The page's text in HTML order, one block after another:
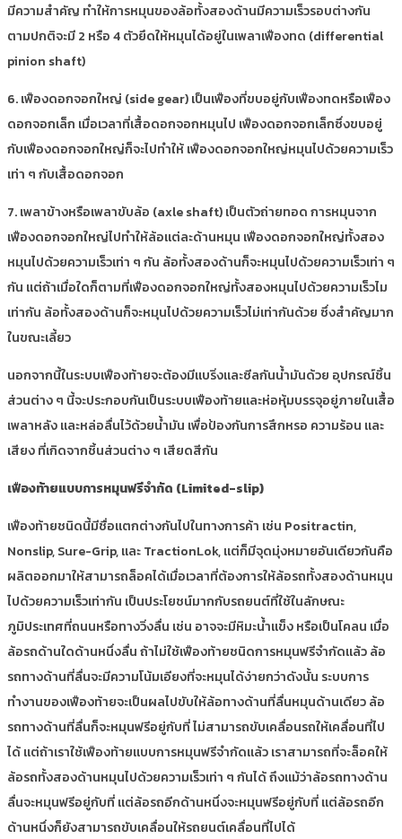
มีความสำคัญ ทำให้การหมุนของล้อทั้งสองด้านมีความเร็วรอบต่างกัน
ตามปกติจะมี 2 หรือ 4 ตัวยึดให้หมุนได้อยู่ในเพลาเฟืองทด (differential
pinion shaft)
6. เฟืองดอกจอกใหญ่ (side gear) เป็นเฟืองที่ขบอยู่กับเฟืองทดหรือเฟือง
ดอกจอกเล็ก เมื่อเวลาที่เสื้อดอกจอกหมุนไป เฟืองดอกจอกเล็กซึ่งขบอยู่
กับเฟืองดอกจอกใหญ่ก็จะไปทำให้ เฟืองดอกจอกใหญ่หมุนไปด้วยความเร็ว
เท่า ๆ กับเสื้อดอกจอก
7. เพลาข้างหรือเพลาขับล้อ (axle shaft) เป็นตัวถ่ายทอด การหมุนจาก
เฟืองดอกจอกใหญ่ไปทำให้ล้อแต่ละด้านหมุน เฟืองดอกจอกใหญ่ทั้งสอง
หมุนไปด้วยความเร็วเท่า ๆ กัน ล้อทั้งสองด้านก็จะหมุนไปด้วยความเร็วเท่า ๆ
กัน แต่ถ้าเมื่อใดก็ตามที่เฟืองดอกจอกใหญ่ทั้งสองหมุนไปด้วยความเร็วไม
เท่ากัน ล้อทั้งสองด้านก็จะหมุนไปด้วยความเร็วไม่เท่ากันด้วย ซึ่งสำคัญมาก
ในขณะเลี้ยว
นอกจากนี้ในระบบเฟืองท้ายจะต้องมีแบริ่งและซีลกันน้ำมันด้วย อุปกรณ์ชิ้น
ส่วนต่าง ๆ นี้จะประกอบกันเป็นระบบเฟืองท้ายและห่อหุ้มบรรจุอยู่ภายในเสื้อ
เพลาหลัง และหล่อลื่นไว้ด้วยน้ำมัน เพื่อป้องกันการสึกหรอ ความร้อน และ
เสียง ที่เกิดจากชิ้นส่วนต่าง ๆ เสียดสีกัน
เฟืองท้ายแบบการหมุนฟรีจำกัด (Limited-slip)
เฟืองท้ายชนิดนี้มีชื่อแตกต่างกันไปในทางการค้า เช่น Positractin,
Nonslip, Sure-Grip, และ TractionLok, แต่ก็มีจุดมุ่งหมายอันเดียวกันคือ
ผลิตออกมาให้สามารถล็อคได้เมื่อเวลาที่ต้องการให้ล้อรถทั้งสองด้านหมุน
ไปด้วยความเร็วเท่ากัน เป็นประโยชน์มากกับรถยนต์ที่ใช้ในลักษณะ
ภูมิประเทศที่ถนนหรือทางวิ่งลื่น เช่น อาจจะมีหิมะนํ้าแข็ง หรือเป็นโคลน เมื่อ
ล้อรถด้านใดด้านหนึ่งลื่น ถ้าไม่ใช้เฟืองท้ายชนิดการหมุนฟรีจำกัดแล้ว ล้อ
รถทางด้านที่ลื่นจะมีความโน้มเอียงที่จะหมุนได้ง่ายกว่าดังนั้น ระบบการ
ทำงานของเฟืองท้ายจะเป็นผลไปขับให้ล้อทางด้านที่ลื่นหมุนด้านเดียว ล้อ
รถทางด้านที่ลื่นก็จะหมุนฟรีอยู่กับที่ ไม่สามารถขับเคลื่อนรถให้เคลื่อนที่ไป
ได้ แต่ถ้าเราใช้เฟืองท้ายแบบการหมุนฟรีจำกัดแล้ว เราสามารถที่จะล็อคให้
ล้อรถทั้งสองด้านหมุนไปด้วยความเร็วเท่า ๆ กันได้ ถึงแม้ว่าล้อรถทางด้าน
ลื่นจะหมุนฟรีอยู่กับที่ แต่ล้อรถอีกด้านหนึ่งจะหมุนฟรีอยู่กับที่ แต่ล้อรถอีก
ด้านหนึ่งก็ยังสามารถขับเคลื่อนให้รถยนต์เคลื่อนที่ไปได้